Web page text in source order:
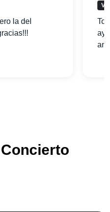
la del
Concierto